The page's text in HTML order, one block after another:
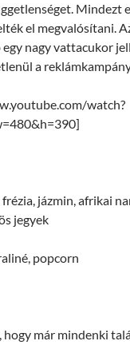
Mindezt
el megvalósítani.
egy nagy vattacukor
a
watch?
jázmin, afrikai
jegyek
popcorn
hogy már mindenki